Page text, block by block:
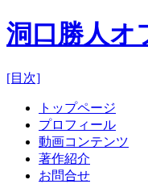
洞口勝人オ
[目次]
トップページ
プロフィール
動画コンテンツ
著作紹介
お問合せ